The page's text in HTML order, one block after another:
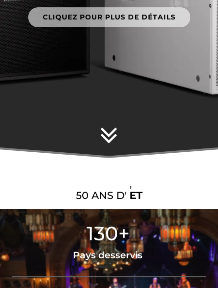
CLIQUEZ POUR PLUS DE DÉTAILS
50 ANS D' D'EXPLORATION
Pays desservis
130+